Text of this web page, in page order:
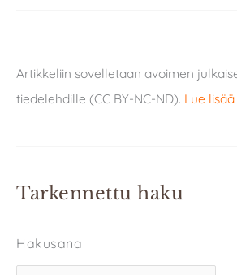
Artikkeliin sovelletaan avoimen
tiedelehdille (CC BY-NC-ND). Lue
Tarkennettu haku
Hakusana